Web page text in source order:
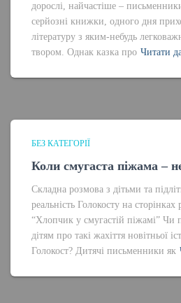
дорослі, найчастіше –
серйозні книжки, одного дня
літературу з яким-небудь
твором. Однак казка про Читати
БЕЗ КАТЕГОРІЇ
Коли смугаста піжама –
Складна розмова з дітьми та
реальність Голокосту на
“Хлопчик у смугастій піжамі” Чи
дітям про такі жахіття новітньої
Голокост? Дитячі письменники як